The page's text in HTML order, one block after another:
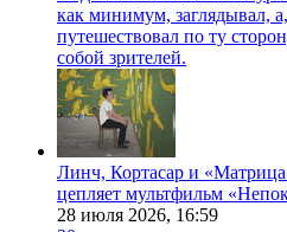
как минимум, заглядывал,
путешествовал по ту
собой зрителей.
Линч, Кортасар и
цепляет мультфильм
28 июля 2026, 16:59